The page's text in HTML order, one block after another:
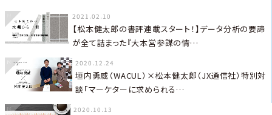
2021.02.10
【松本健太郎の書評連載スタート！】データ分析の要諦
が全て詰まった『大本営参謀の情…
2020.12.24
垣内勇威（WACUL）×松本健太郎（JX通信社）特別対
談「マーケターに求められる…
2020.10.13